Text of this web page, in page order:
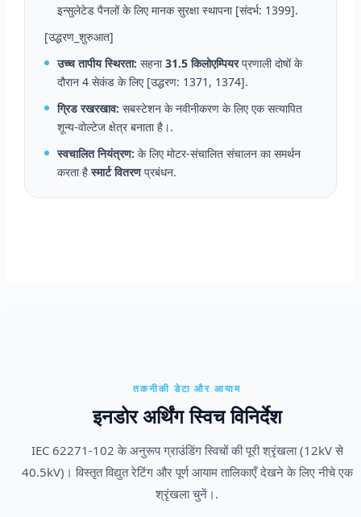
इन्सुलेटेड पैनलों के लिए मानक सुरक्षा स्थापना [संदर्भ: 1399].
[उद्धरण_शुरुआत]
उच्च तापीय स्थिरता: सहना31.5 किलोएम्पियरप्रणाली दोषों के
दौरान 4 सेकंड के लिए [उद्धरण: 1371, 1374].
ग्रिड रखरखाव: सबस्टेशन के नवीनीकरण के लिए एक सत्यापित
शून्य-वोल्टेज क्षेत्र बनाता है।.
स्वचालित नियंत्रण: के लिए मोटर-संचालित संचालन का समर्थन
करता हैस्मार्ट वितरणप्रबंधन.
तकनीकी डेटा और आयाम
इनडोर अर्थिंग स्विच विनिर्देश
IEC 62271-102 के अनुरूप ग्राउंडिंग स्विचों की पूरी श्रृंखला (12kV से
40.5kV)। विस्तृत विद्युत रेटिंग और पूर्ण आयाम तालिकाएँ देखने के लिए नीचे एक
श्रृंखला चुनें।.